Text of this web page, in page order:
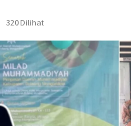
320 Dilihat